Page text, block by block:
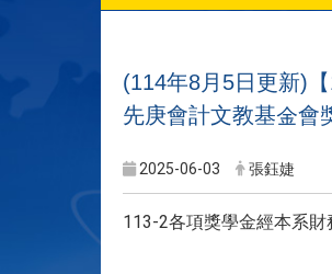
(114年8月5日更新)
先庚會計文教基金會
2025-06-03 張鈺婕
113-2各項獎學金經本系財